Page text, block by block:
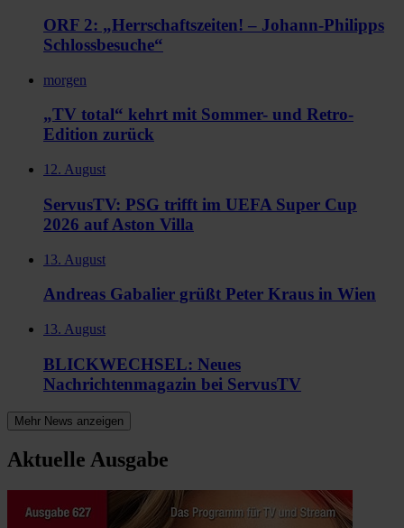
ORF 2: „Herrschaftszeiten! – Johann-Philipps
Schlossbesuche“
morgen
„TV total“ kehrt mit Sommer- und Retro-
Edition zurück
12. August
ServusTV: PSG trifft im UEFA Super Cup
2026 auf Aston Villa
13. August
Andreas Gabalier grüßt Peter Kraus in Wien
13. August
BLICKWECHSEL: Neues
Nachrichtenmagazin bei ServusTV
Mehr News anzeigen
Aktuelle Ausgabe